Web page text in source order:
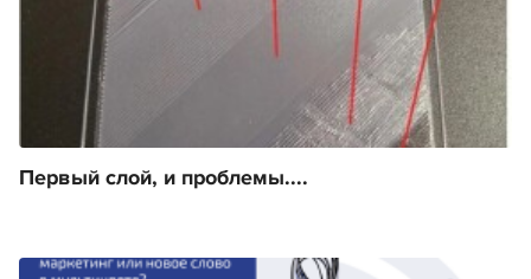
Первый слой, и проблемы....